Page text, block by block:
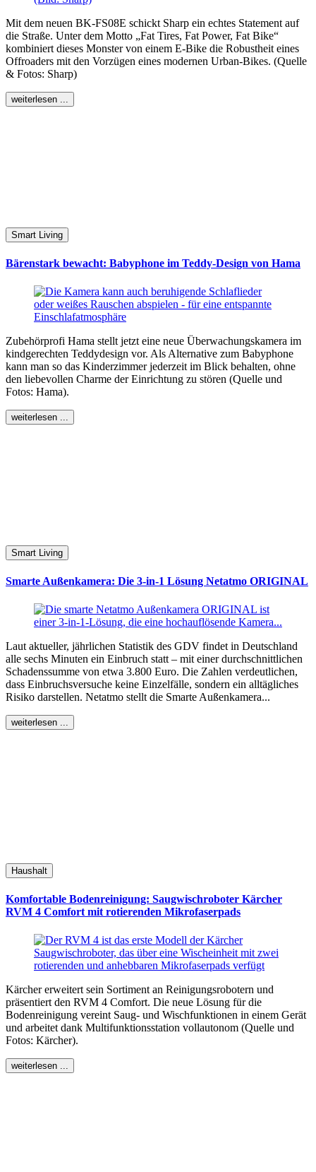
Mit dem neuen BK-FS08E schickt Sharp ein echtes Statement auf
die Straße. Unter dem Motto „Fat Tires, Fat Power, Fat Bike“
kombiniert dieses Monster von einem E-Bike die Robustheit eines
Offroaders mit den Vorzügen eines modernen Urban-Bikes. (Quelle
& Fotos: Sharp)
weiterlesen ...
Smart Living
Bärenstark bewacht: Babyphone im Teddy-Design von Hama
Zubehörprofi Hama stellt jetzt eine neue Überwachungskamera im
kindgerechten Teddydesign vor. Als Alternative zum Babyphone
kann man so das Kinderzimmer jederzeit im Blick behalten, ohne
den liebevollen Charme der Einrichtung zu stören (Quelle und
Fotos: Hama).
weiterlesen ...
Smart Living
Smarte Außenkamera: Die 3-in-1 Lösung Netatmo ORIGINAL
Laut aktueller, jährlichen Statistik des GDV findet in Deutschland
alle sechs Minuten ein Einbruch statt – mit einer durchschnittlichen
Schadenssumme von etwa 3.800 Euro. Die Zahlen verdeutlichen,
dass Einbruchsversuche keine Einzelfälle, sondern ein alltägliches
Risiko darstellen. Netatmo stellt die Smarte Außenkamera...
weiterlesen ...
Haushalt
Komfortable Bodenreinigung: Saugwischroboter Kärcher
RVM 4 Comfort mit rotierenden Mikrofaserpads
Kärcher erweitert sein Sortiment an Reinigungsrobotern und
präsentiert den RVM 4 Comfort. Die neue Lösung für die
Bodenreinigung vereint Saug- und Wischfunktionen in einem Gerät
und arbeitet dank Multifunktionsstation vollautonom (Quelle und
Fotos: Kärcher).
weiterlesen ...